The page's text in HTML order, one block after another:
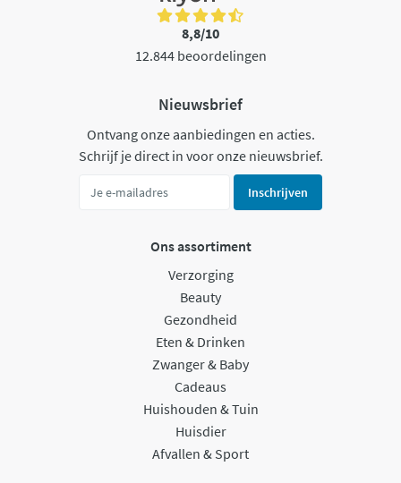
8,8/10
12.844 beoordelingen
Nieuwsbrief
Ontvang onze aanbiedingen en acties.
Schrijf je direct in voor onze nieuwsbrief.
Inschrijven
Ons assortiment
Verzorging
Beauty
Gezondheid
Eten & Drinken
Zwanger & Baby
Cadeaus
Huishouden & Tuin
Huisdier
Afvallen & Sport